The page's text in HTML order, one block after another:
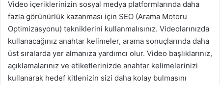
Video içeriklerinizin sosyal medya platformlarında daha
fazla görünürlük kazanması için SEO (Arama Motoru
Optimizasyonu) tekniklerini kullanmalısınız. Videolarınızda
kullanacağınız anahtar kelimeler, arama sonuçlarında daha
üst sıralarda yer almanıza yardımcı olur. Video başlıklarınız,
açıklamalarınız ve etiketlerinizde anahtar kelimelerinizi
kullanarak hedef kitlenizin sizi daha kolay bulmasını